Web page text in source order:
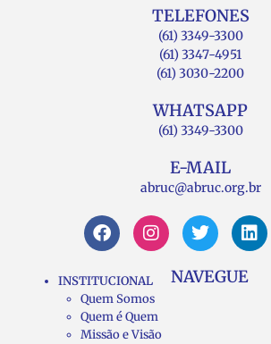
TELEFONES
(61) 3349-3300
(61) 3347-4951
(61) 3030-2200
WHATSAPP
(61) 3349-3300
E-MAIL
abruc@abruc.org.br
NAVEGUE
INSTITUCIONAL
Quem Somos
Quem é Quem
Missão e Visão